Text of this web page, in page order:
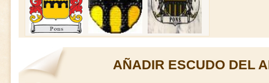
AÑADIR ESCUDO DEL